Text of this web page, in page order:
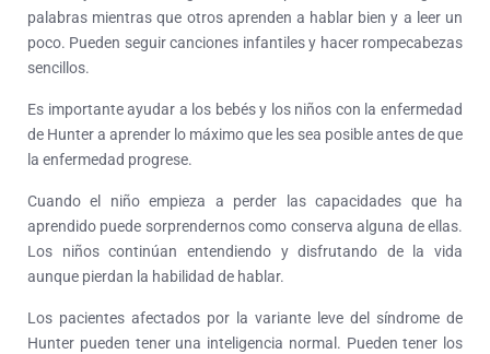
palabras mientras que otros aprenden a hablar bien y a leer un
poco. Pueden seguir canciones infantiles y hacer rompecabezas
sencillos.
Es importante ayudar a los bebés y los niños con la enfermedad
de Hunter a aprender lo máximo que les sea posible antes de que
la enfermedad progrese.
Cuando el niño empieza a perder las capacidades que ha
aprendido puede sorprendernos como conserva alguna de ellas.
Los niños continúan entendiendo y disfrutando de la vida
aunque pierdan la habilidad de hablar.
Los pacientes afectados por la variante leve del síndrome de
Hunter pueden tener una inteligencia normal. Pueden tener los